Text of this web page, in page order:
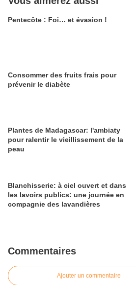
Pentecôte : Foi… et évasion !
Consommer des fruits frais pour
prévenir le diabète
Plantes de Madagascar: l'ambiaty
pour ralentir le vieillissement de la
peau
Blanchisserie: à ciel ouvert et dans
les lavoirs publics: une journée en
compagnie des lavandières
Commentaires
Ajouter un commentaire